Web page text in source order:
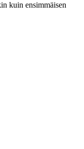
kuin ensimmäisen